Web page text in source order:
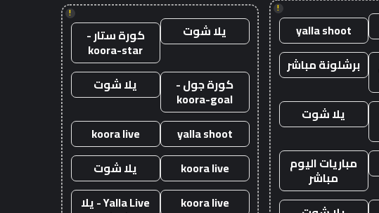
!
yalla shoot
برشلونة مباشر
يلا شوت
مباريات اليوم
مباشر
!
يلا شوت كورة ستار -
koora-star
كورة جول -
koora-goal
يلا شوت
yalla shoot
koora live
koora live
يلا شوت
koora live
Yalla Live - يلا